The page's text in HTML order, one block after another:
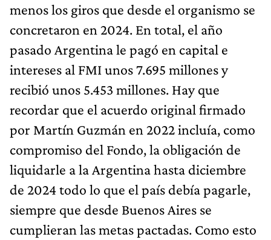
menos los giros que desde el organismo se
concretaron en 2024. En total, el año
pasado Argentina le pagó en capital e
intereses al FMI unos 7.695 millones y
recibió unos 5.453 millones. Hay que
recordar que el acuerdo original firmado
por Martín Guzmán en 2022 incluía, como
compromiso del Fondo, la obligación de
liquidarle a la Argentina hasta diciembre
de 2024 todo lo que el país debía pagarle,
siempre que desde Buenos Aires se
cumplieran las metas pactadas. Como esto